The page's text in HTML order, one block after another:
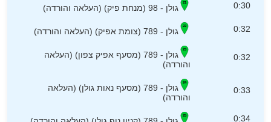
0:30 גולן - 98 (מנחת פיק) (העלאה והורדה)
0:32 גולן - 789 (צומת אפיק) (העלאה והורדה)
0:32
גולן - 789 (מסעף אפיק צפון) (העלאה
והורדה)
0:33
גולן - 789 (מסעף נאות גולן) (העלאה
והורדה)
0:34